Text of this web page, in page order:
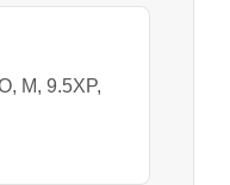
M, 9.5XP,